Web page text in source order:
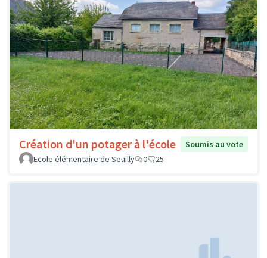
Création d'un potager à l'école
Soumis au vote
Ecole élémentaire de Seuilly
0 25